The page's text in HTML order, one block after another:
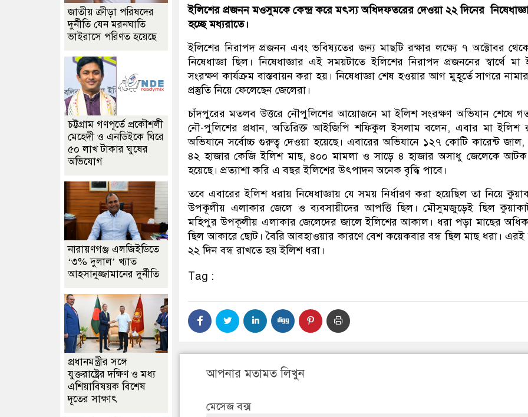
ইলিশের প্রজনন মওসুমকে কেন্দ্র করে মৎস্য অধিদফতরের দেওয়া ২২ দিনের
হচ্ছে মধ্যরাতে।
ইলিশের নিরাপদ প্রজনন এবং ভবিষ্যতের জন্য মাছটি রক্ষার লক্ষ্যে ৭ অক্টোবর
নিষেধাজ্ঞা ছিল। নিষেধাজ্ঞার এই সময়টাতে ইলিশের নিরাপদ প্রজননের স্বার্থে মা
সংরক্ষণ কার্যক্রম বাস্তবায়ন করা হয়। নিষেধাজ্ঞা শেষ হওয়ার আগ মুহূর্তে সাগরে
প্রস্তুতি নিয়ে ফেলেছেন জেলেরা।
চাঁদপুরের মতলব উত্তরে নৌপুলিশের আয়োজনে মা ইলিশ সংরক্ষণ অভিযান শেষে
নৌ-পুলিশের প্রধান, অতিরিক্ত আইজিপি শফিকুল ইসলাম বলেন, এবার মা ইলিশ
অভিযানে সর্বোচ্চ গুরুত্ব দেওয়া হয়েছে। এবারের অভিযানে ১২৭ কোটি কারেন্ট জাল,
৪২ হাজার কেজি ইলিশ মাছ, ৪০০ মামলা ও সাড়ে ৪ হাজার অসাধু জেলেকে
হয়েছে। প্রত্যাশা করি এ বছর ইলিশের উৎপাদন অনেক বৃদ্ধি পাবে।
তবে এবারের ইলিশ ধরায় নিষেধাজ্ঞায় যে সময় নির্ধারণ করা হয়েছিল তা নিয়ে
উপকূলীয় এলাকার জেলে ও ব্যবসায়ীদের আপত্তি ছিল। মৌসুমজুড়েই ছিল
মহিপুর উপকূলীয় এলাকার জেলেদের জালে ইলিশের আকাল। ধরা পড়া মাছের
ছিল আকারে ছোট। বৈরি আবহাওয়ার কারণে বেশ কয়েকবার বন্ধ ছিল মাছ ধরা। এরই
২২ দিন বন্ধ রাখতে হয় ইলিশ ধরা।
Tag :
আপনার মতামত লিখুন
মেসেজ বক্স
জাতীয় ক্রীড়া পরিষদের
দুর্নীতি যেন মরনঘাতি
ভাইরাসে পরিণত হয়েছে
চট্টগ্রাম গণপূর্তে প্রকৌশলী
মেহেদী ও এনডিইকে ঘিরে
৫০ লাখ টাকার ঘুষের
অভিযোগ
নারায়ণগঞ্জ এলজিইডিতে
‘৩% দুলাল’ খ্যাত
আহসানুজ্জামানের দুর্নীতি
প্রধানমন্ত্রীর সঙ্গে
যুক্তরাষ্ট্রের দক্ষিণ ও মধ্য
এশিয়াবিষয়ক বিশেষ
দূতের সাক্ষাৎ